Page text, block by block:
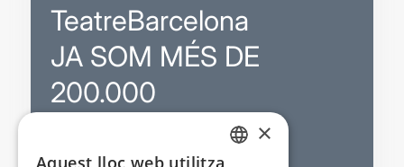
TeatreBarcelona
JA SOM MÉS DE
200.000
×
Aquest lloc web utilitza